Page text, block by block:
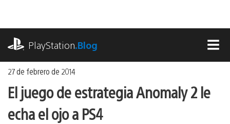
contenido
PlayStation.Blog
27 de febrero de 2014
El juego de estrategia Anomaly 2 le
echa el ojo a PS4